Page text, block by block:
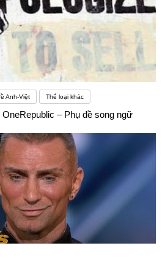
Anh-Việt Thể loại khác
– Phụ đề song ngữ